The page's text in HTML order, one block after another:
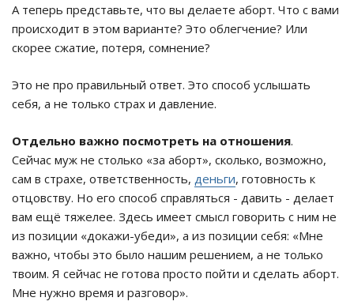
А теперь представьте, что вы делаете аборт. Что с вами
происходит в этом варианте? Это облегчение? Или
скорее сжатие, потеря, сомнение?
Это не про правильный ответ. Это способ услышать
себя, а не только страх и давление.
Отдельно важно посмотреть на отношения.
Сейчас муж не столько «за аборт», сколько, возможно,
сам в страхе, ответственность, деньги, готовность к
отцовству. Но его способ справляться - давить - делает
вам ещё тяжелее. Здесь имеет смысл говорить с ним не
из позиции «докажи-убеди», а из позиции себя: «Мне
важно, чтобы это было нашим решением, а не только
твоим. Я сейчас не готова просто пойти и сделать аборт.
Мне нужно время и разговор».